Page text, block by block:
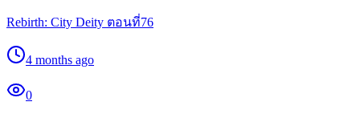
Rebirth: City Deity ตอนที่76
4 months ago
0